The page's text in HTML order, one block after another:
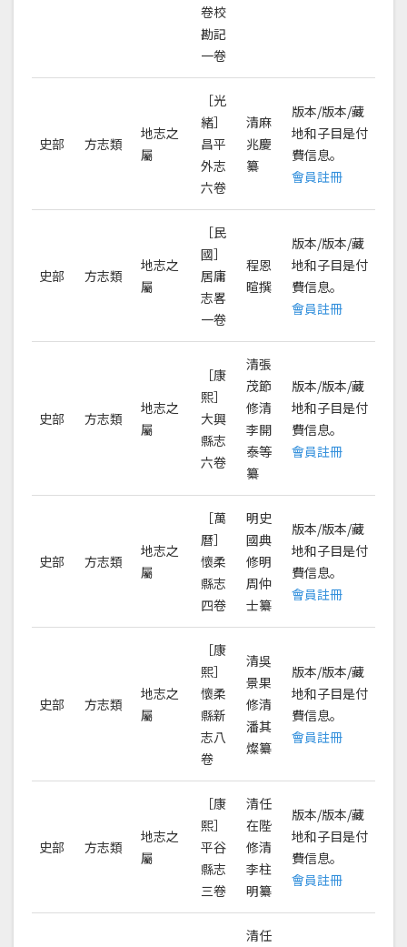
卷校
勘記
一卷
史部 方志類
地志之
屬
［光
緒］
昌平
外志
六卷
清麻
兆慶
纂
版本/版本/藏
地和子目是付
費信息。
會員註冊
史部 方志類
地志之
屬
［民
國］
居庸
志畧
一卷
程恩
暄撰
版本/版本/藏
地和子目是付
費信息。
會員註冊
史部 方志類
地志之
屬
［康
熙］
大興
縣志
六卷
清張
茂節
修清
李開
泰等
纂
版本/版本/藏
地和子目是付
費信息。
會員註冊
史部 方志類
地志之
屬
［萬
曆］
懷柔
縣志
四卷
明史
國典
修明
周仲
士纂
版本/版本/藏
地和子目是付
費信息。
會員註冊
史部 方志類
地志之
屬
［康
熙］
懷柔
縣新
志八
卷
清吳
景果
修清
潘其
燦纂
版本/版本/藏
地和子目是付
費信息。
會員註冊
史部 方志類
地志之
屬
［康
熙］
平谷
縣志
三卷
清任
在陛
修清
李柱
明纂
版本/版本/藏
地和子目是付
費信息。
會員註冊
清任